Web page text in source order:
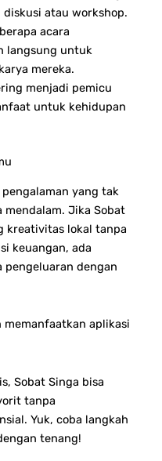
atau workshop.
acara
langsung untuk
mereka.
menjadi pemicu
untuk kehidupan
yang tak
Jika Sobat
kreativitas lokal tanpa
keuangan, ada
pengeluaran dengan
memanfaatkan aplikasi
Sobat Singa bisa
tanpa
Yuk, coba langkah
tenang!